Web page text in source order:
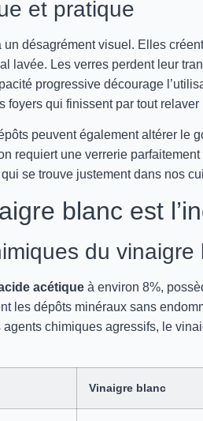
et pratique
désagrément visuel. Elles
lavée. Les verres perdent leur
progressive décourage
foyers qui finissent par tout relaver
peuvent également altérer le
requiert une verrerie
se trouve justement dans nos
blanc est
du vinaigre
acétique à environ 8%,
les dépôts minéraux sans
chimiques agressifs, le
Vinaigre blanc